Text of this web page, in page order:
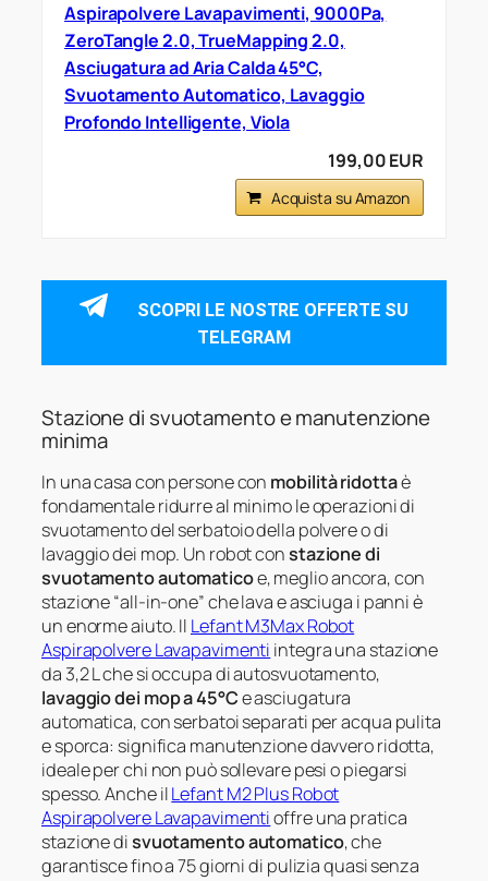
Aspirapolvere Lavapavimenti, 9000Pa,
ZeroTangle 2.0, TrueMapping 2.0,
Asciugatura ad Aria Calda 45°C,
Svuotamento Automatico, Lavaggio
Profondo Intelligente, Viola
199,00 EUR
Acquista su Amazon
SCOPRI LE NOSTRE OFFERTE SU
TELEGRAM
Stazione di svuotamento e manutenzione
minima
In una casa con persone con mobilità ridottaè
fondamentale ridurre al minimo le operazioni di
svuotamento del serbatoio della polvere o di
lavaggio dei mop. Un robot constazione di
svuotamento automaticoe, meglio ancora, con
stazione “all-in-one” che lava e asciuga i panni è
un enorme aiuto. Il Lefant M3Max Robot
Aspirapolvere Lavapavimenti integra una stazione
da 3,2 L che si occupa di autosvuotamento,
lavaggio dei mop a 45°Ce asciugatura
automatica, con serbatoi separati per acqua pulita
e sporca: significa manutenzione davvero ridotta,
ideale per chi non può sollevare pesi o piegarsi
spesso. Anche ilLefant M2 Plus Robot
Aspirapolvere Lavapavimentioffre una pratica
stazione disvuotamento automatico, che
garantisce fino a 75 giorni di pulizia quasi senza